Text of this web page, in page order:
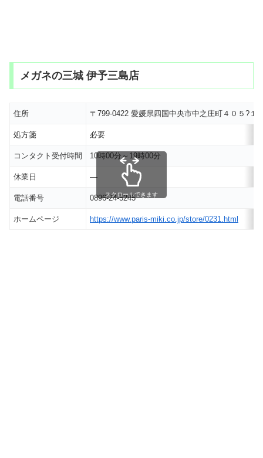
メガネの三城 伊予三島店
住所 〒799-0422 愛媛県四国中央市中之庄町４０５?１
処方箋 必要
コンタクト受付時間 10時00分～19時00分
休業日 ―
電話番号 0896-24-5245
ホームページ https://www.paris-miki.co.jp/store/0231.html
スクロールできます